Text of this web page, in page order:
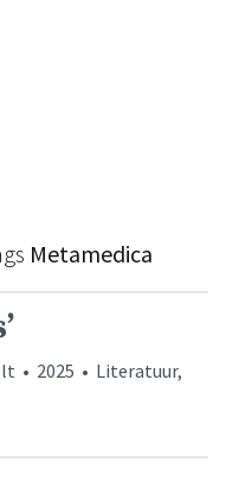
Metamedica
• 2025 • Literatuur,